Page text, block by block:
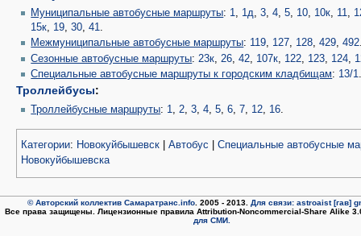
Муниципальные автобусные маршруты: 1, 1д,3,4,5, 10, 10к, 11,
15к, 19,30,41.
Межмуниципальные автобусные маршруты: 119, 127, 128,429,492
Сезонные автобусные маршруты: 23к 26 ,42 107к 122 123 124
Специальные автобусные маршруты к городским кладбищам: 13/1
Троллейбусы:
Троллейбусные маршруты: 1 2 ,3 ,4 ,5 ,6 ,7 12 16
Категории: Новокуйбышевск Автобус
Специальные автобусные
Новокуйбышевска
© Авторский коллектив Самаратранс.info . 2005 - 2013. Для связи: astroaist [гав]
Все права защищены. Лицензионные правила Attribution-Noncommercial-Share Alike
для СМИ.